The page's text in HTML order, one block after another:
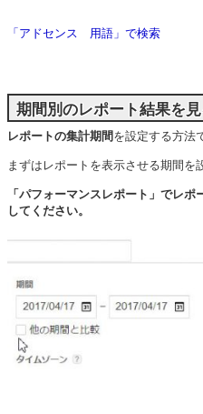
「アドセンス 用語」で検索
期間別のレポート結果を
レポートの集計期間 を設定する方法
まずはレポートを表示させる期間を
「パフォーマンスレポート」でレ
してください。